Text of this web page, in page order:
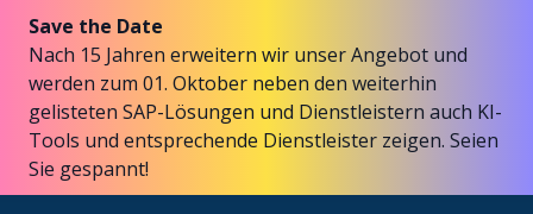
Save the Date
Nach 15 Jahren erweitern wir unser Angebot und
werden zum 01. Oktober neben den weiterhin
gelisteten SAP-Lösungen und Dienstleistern auch KI-
Tools und entsprechende Dienstleister zeigen. Seien
Sie gespannt!